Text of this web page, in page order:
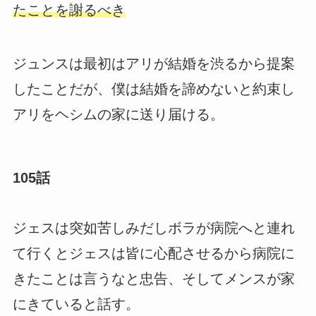
たことを謝るべき
ジュンスは最初はアリが結婚を渋るから提案
したことだが、僕は結婚を諦めないと約束し
アリをヘシムの家に送り届ける。
105話
ジェスは突如苦しみだしボラが病院へと連れ
て行くとジェスは皆に心配させるから病院に
きたことは言うなと忠告、そしてメンスが家
にきていると話す。